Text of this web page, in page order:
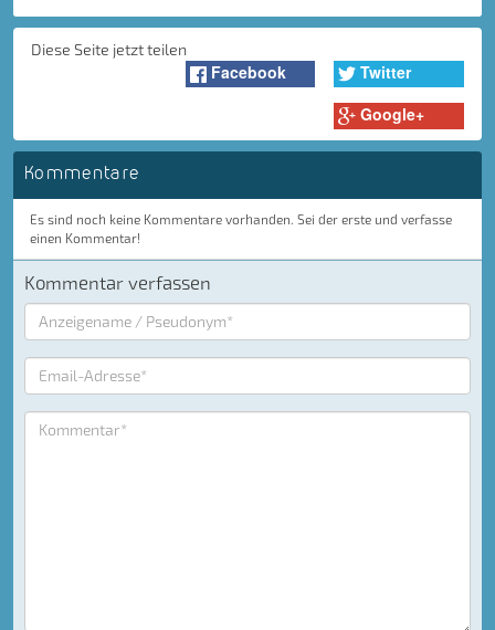
Diese Seite jetzt teilen
Facebook
Twitter
Google+
Kommentare
Es sind noch keine Kommentare vorhanden. Sei der erste und verfasse
einen Kommentar!
Kommentar verfassen